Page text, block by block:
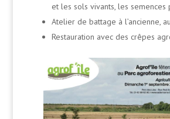
et les sols vivants, les semences
Atelier de battage à l’ancienne,
Restauration avec des crêpes